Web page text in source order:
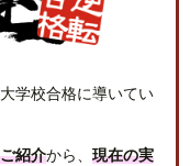
学校合格に導いてい
紹介から、 現在の実